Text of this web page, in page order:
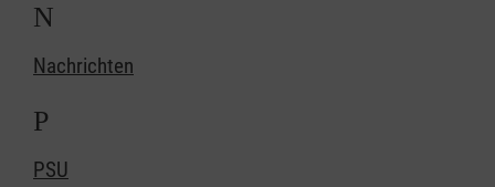
N
Nachrichten
P
PSU